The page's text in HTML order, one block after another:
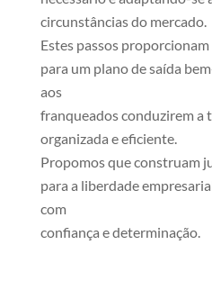
circunstâncias do mercado.
Estes passos
para um plano de saída
aos
franqueados conduzirem a
organizada e eficiente.
Propomos que construam
para a liberdade
com
confiança e determinação.